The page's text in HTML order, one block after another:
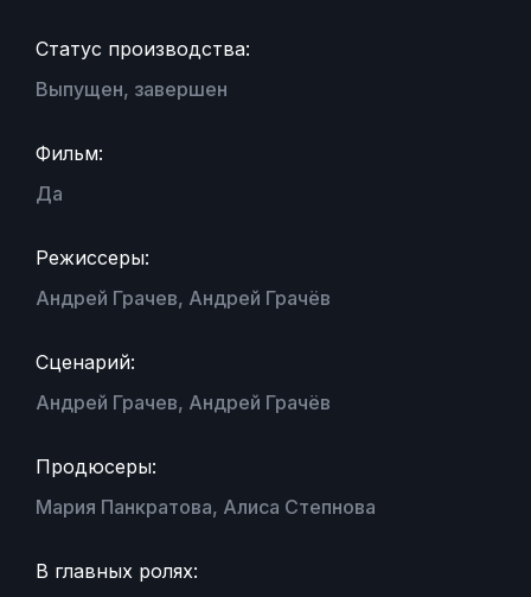
Статус производства:
Выпущен, завершен
Фильм:
Да
Режиссеры:
Андрей Грачев, Андрей Грачёв
Сценарий:
Андрей Грачев, Андрей Грачёв
Продюсеры:
Мария Панкратова, Алиса Степнова
В главных ролях: